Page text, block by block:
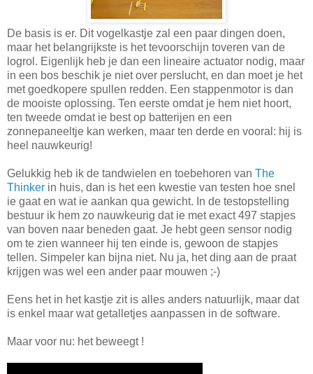
De basis is er. Dit vogelkastje zal een paar dingen doen,
maar het belangrijkste is het tevoorschijn toveren van de
logrol. Eigenlijk heb je dan een lineaire actuator nodig, maar
in een bos beschik je niet over perslucht, en dan moet je het
met goedkopere spullen redden. Een stappenmotor is dan
de mooiste oplossing. Ten eerste omdat je hem niet hoort,
ten tweede omdat ie best op batterijen en een
zonnepaneeltje kan werken, maar ten derde en vooral: hij is
heel nauwkeurig!
Gelukkig heb ik de tandwielen en toebehoren van The
Thinker in huis, dan is het een kwestie van testen hoe snel
ie gaat en wat ie aankan qua gewicht. In de testopstelling
bestuur ik hem zo nauwkeurig dat ie met exact 497 stapjes
van boven naar beneden gaat. Je hebt geen sensor nodig
om te zien wanneer hij ten einde is, gewoon de stapjes
tellen. Simpeler kan bijna niet. Nu ja, het ding aan de praat
krijgen was wel een ander paar mouwen ;-)
Eens het in het kastje zit is alles anders natuurlijk, maar dat
is enkel maar wat getalletjes aanpassen in de software.
Maar voor nu: het beweegt !